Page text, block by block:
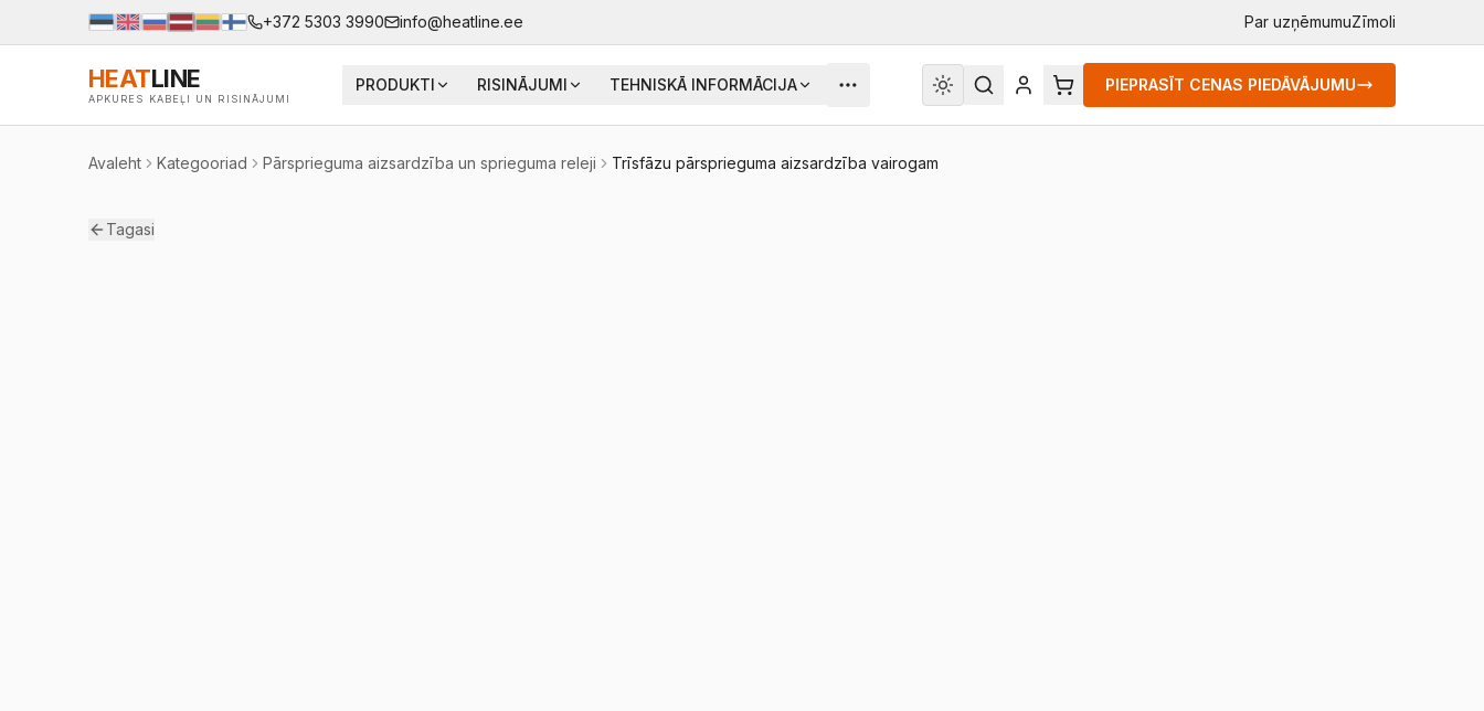
+372 5303 3990 info@heatline.ee Par uzņēmumuZīmoli
HEATLINE
APKURES KABEĻI UN RISINĀJUMI
PRODUKTI RISINĀJUMI TEHNISKĀ INFORMĀCIJA PIEPRASĪT CENAS PIEDĀVĀJUMU
Avaleht Kategooriad Pārsprieguma aizsardzība un sprieguma releji Trīsfāzu pārsprieguma aizsardzība vairogam
Tagasi